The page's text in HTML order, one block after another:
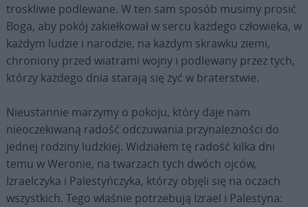
troskliwie podlewane. W ten sam sposób musimy prosić
Boga, aby pokój zakiełkował w sercu każdego człowieka, w
każdym ludzie i narodzie, na każdym skrawku ziemi,
chroniony przed wiatrami wojny i podlewany przez tych,
którzy każdego dnia starają się żyć w braterstwie.
Nieustannie marzymy o pokoju, który daje nam
nieoczekiwaną radość odczuwania przynależności do
jednej rodziny ludzkiej. Widziałem tę radość kilka dni
temu w Weronie, na twarzach tych dwóch ojców,
Izraelczyka i Palestyńczyka, którzy objęli się na oczach
wszystkich. Tego właśnie potrzebują Izrael i Palestyna: